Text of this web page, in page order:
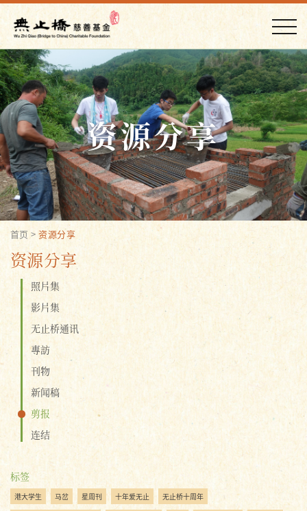
资源分享
首页 >资源分享
资源分享
照片集
影片集
无止桥通讯
專訪
刊物
新闻稿
剪报
连结
标签
港大学生 马岔 星周刊 十年爱无止 无止桥十周年